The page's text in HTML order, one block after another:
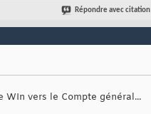
Répondre avec citation
vers le Compte général...